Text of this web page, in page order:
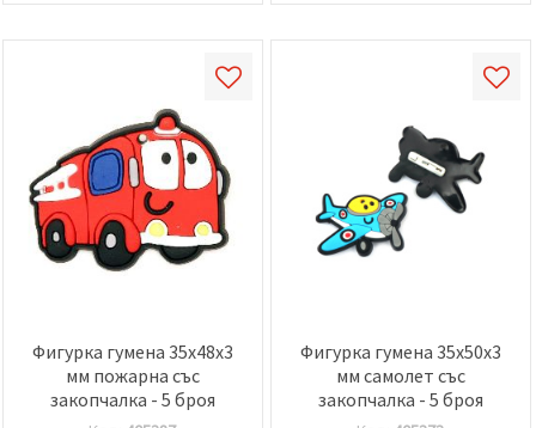
Фигурка гумена 35x48x3
мм пожарна със
закопчалка - 5 броя
Фигурка гумена 35x50x3
мм самолет със
закопчалка - 5 броя